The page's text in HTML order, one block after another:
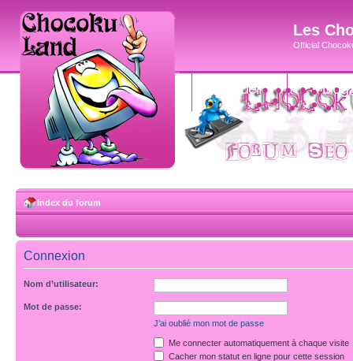
Les
Official
accueil blog
Index du forum
Connexion
Nom d’utilisateur:
Mot de passe:
J’ai oublié mon mot de passe
Me connecter automatiquement à chaque visite
Cacher mon statut en ligne pour cette session